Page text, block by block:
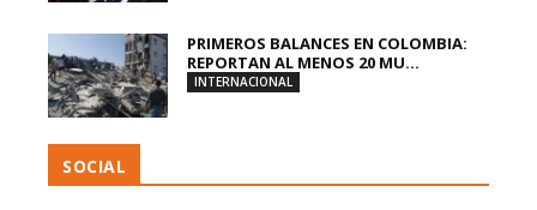
PRIMEROS BALANCES EN COLOMBIA:
REPORTAN AL MENOS 20 MU...
INTERNACIONAL
SOCIAL